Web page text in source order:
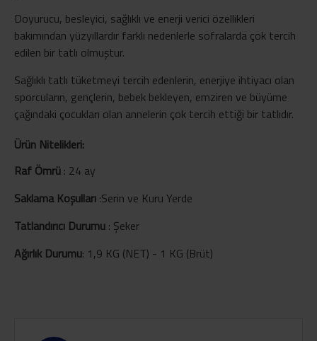
Doyurucu, besleyici, sağlıklı ve enerji verici özellikleri
bakımından yüzyıllardır farklı nedenlerle sofralarda çok tercih
edilen bir tatlı olmuştur.
Sağlıklı tatlı tüketmeyi tercih edenlerin, enerjiye ihtiyacı olan
sporcuların, gençlerin, bebek bekleyen, emziren ve büyüme
çağındaki çocukları olan annelerin çok tercih ettiği bir tatlıdır.
Ürün Nitelikleri:
Raf Ömrü : 24 ay
Saklama Koşulları :Serin ve Kuru Yerde
Tatlandırıcı Durumu : Şeker
Ağırlık Durumu: 1,9 KG (NET) - 1 KG (Brüt)